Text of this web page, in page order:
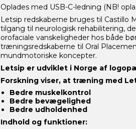
Oplades med USB-C-ledning (NB!
Letsip redskaberne bruges til
tilgang til neurologisk rehabilitering,
orofaciale vanskeligheder hos både
træningsredskaberne til Oral
mundmotoriske koncepter.
Letsip er udviklet i Norge af
Forskning viser, at træning med
Bedre muskelkontrol
Bedre bevægelighed
Bedre udholdenhed
Indhold og funktioner: